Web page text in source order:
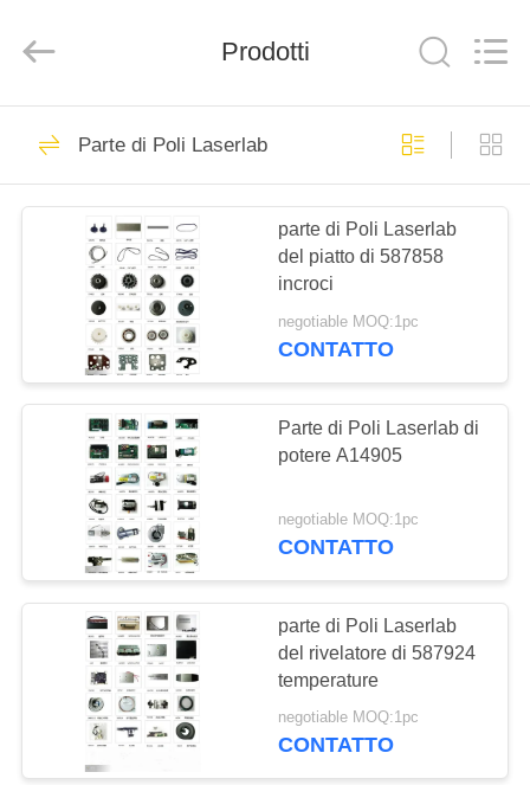
BENVENUTO
PRODOTTI
VISITA
DELLA
FABBRICA
CONTROLLO
DI
QUALITÀ
CONTATTACI
Limited.
Pezzi di ricambio di
Minilab
678
Parti di Noritsu
Minilab
3360
Parti di Fuji Minilab
2891
Prodotti
Parte di Poli Laserlab
parte di Poli Laserlab
del piatto di 587858
incroci
negotiable MOQ:1pc
CONTATTO
Parte di Poli Laserlab di
potere A14905
negotiable MOQ:1pc
CONTATTO
parte di Poli Laserlab
del rivelatore di 587924
temperature
negotiable MOQ:1pc
CONTATTO